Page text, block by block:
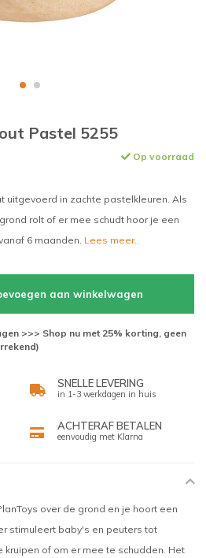
Pastel 5255
Op voorraad
uitgevoerd in zachte pastelkleuren. Als
rolt of er mee schudt hoor je een
6 maanden. Lees meer..
aan winkelwagen
>>> Shop nu met 25% korting, geen
SNELLE LEVERING
in 1-3 werkdagen in huis
ACHTERAF BETALEN
eenvoudig met Klarna
over de grond en je hoort een
stimuleert baby's en peuters tot
of om er mee te schudden. Het